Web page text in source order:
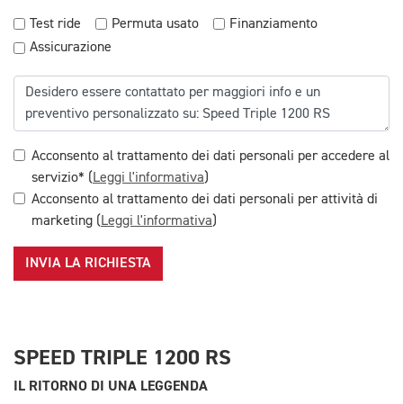
Test ride
Permuta usato
Finanziamento
Assicurazione
Acconsento al trattamento dei dati personali per accedere al
servizio* (Leggi l'informativa)
Acconsento al trattamento dei dati personali per attività di
marketing (Leggi l'informativa)
INVIA LA RICHIESTA
SPEED TRIPLE 1200 RS
IL RITORNO DI UNA LEGGENDA